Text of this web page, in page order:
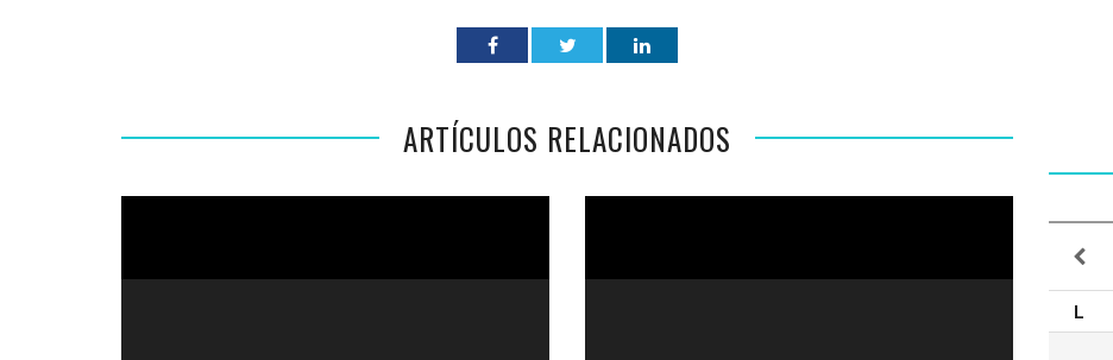
ARTÍCULOS RELACIONADOS
L